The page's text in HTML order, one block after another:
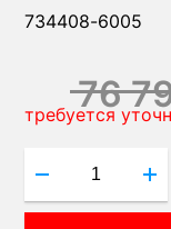
734408-6005
76
требуется